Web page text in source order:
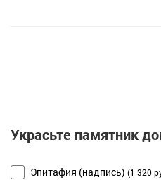
Украсьте памятник
Эпитафия (надпись) (1 320